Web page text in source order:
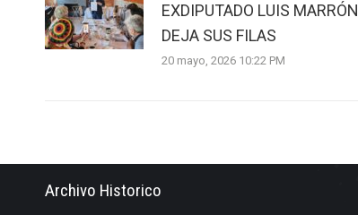
EXDIPUTADO LUIS MARRÓN
DEJA SUS FILAS
20 mayo, 2026 10:22 PM
Archivo Historico